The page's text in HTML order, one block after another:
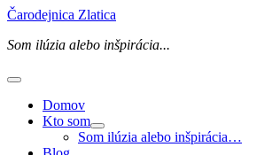
Preskočiť
obsah
Čarodejnica Zlatica
Som ilúzia alebo inšpirácia...
Hlavné
Domov
Kto som
Som ilúzia alebo inšpirácia…